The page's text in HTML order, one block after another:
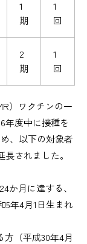
1
期
1
回
2
期
1
回
）ワクチンの一
年度中に接種を
、以下の対象者
されました。
か月に達する、
5年4月1日生まれ
（平成30年4月